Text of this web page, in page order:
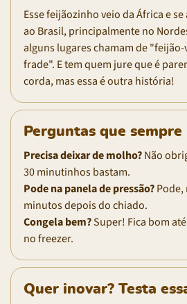
Esse feijãozinho veio da África e
ao Brasil, principalmente no
alguns lugares chamam de
frade". E tem quem jure que é
corda, mas essa é outra história!
Perguntas que sempre
Precisa deixar de molho?Não
30 minutinhos bastam.
Pode na panela de pressão?Pode,
minutos depois do chiado.
Congela bem?Super! Fica bom
no freezer.
Quer inovar? Testa